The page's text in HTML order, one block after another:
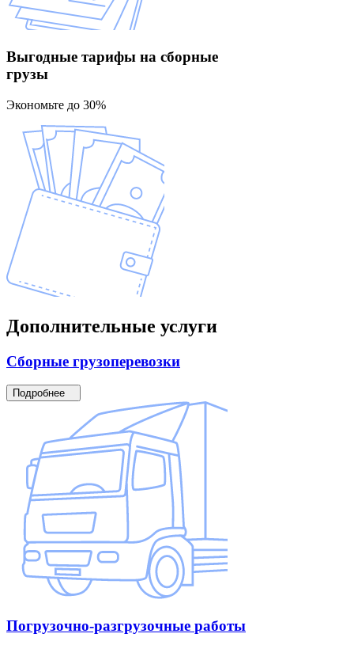
Выгодные тарифы на сборные
грузы
Экономьте до 30%
Дополнительные услуги
Сборные грузоперевозки
Подробнее
Погрузочно-разгрузочные работы